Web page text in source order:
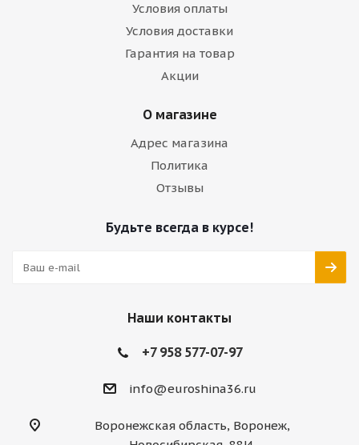
Условия оплаты
Условия доставки
Гарантия на товар
Акции
О магазине
Адрес магазина
Политика
Отзывы
Будьте всегда в курсе!
Наши контакты
+7 958 577-07-97
info@euroshina36.ru
Воронежская область, Воронеж,